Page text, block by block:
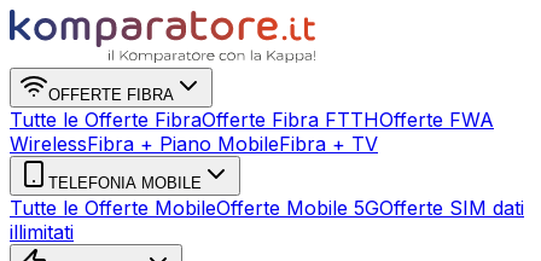
OFFERTE FIBRA
Tutte le Offerte FibraOfferte Fibra FTTHOfferte FWA
WirelessFibra + Piano MobileFibra + TV
TELEFONIA MOBILE
Tutte le Offerte MobileOfferte Mobile 5GOfferte SIM dati
illimitati